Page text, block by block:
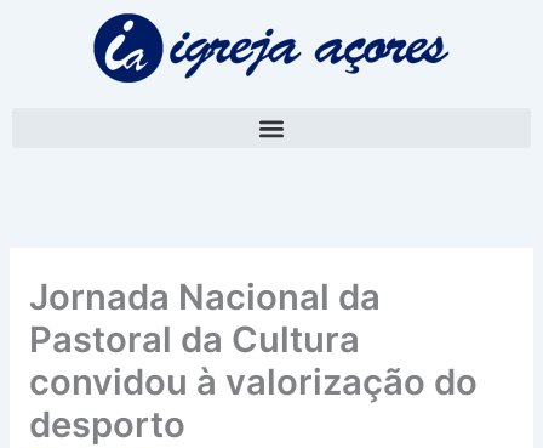
Jornada Nacional da
Pastoral da Cultura
convidou à valorização do
desporto